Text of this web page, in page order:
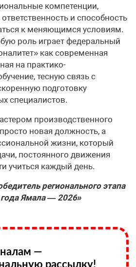
компетенции,
ответственность и способность
к меняющимся условиям.
роль играет федеральный
как современная
на практико-
тесную связь с
подготовку
специалистов.
производственного
новая должность, а
жизни, который
постоянного движения
учиться каждый день.
регионального этапа
Ямала — 2026»
—
рассылку!